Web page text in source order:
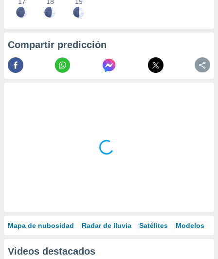
Compartir predicción
Mapa de nubosidad Radar de lluvia Satélites Modelos
Videos destacados